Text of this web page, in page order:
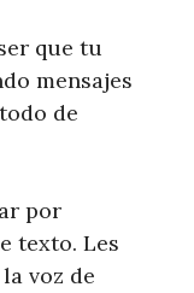
que tu
mensajes
de
por
texto. Les
voz de